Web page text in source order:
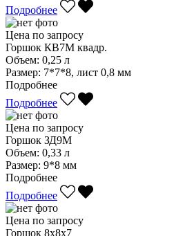
Подробнее
Цена по запросу
Горшок КВ7М квадр.
Объем: 0,25 л
Размер: 7*7*8, лист 0,8 мм
Подробнее
Подробнее
Цена по запросу
Горшок ЗД9М
Объем: 0,33 л
Размер: 9*8 мм
Подробнее
Подробнее
Цена по запросу
Горшок 8х8х7